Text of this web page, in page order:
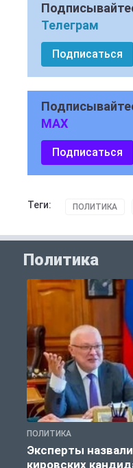
Телеграм
Подписаться
MAX
Подписаться
Теги: ПОЛИТИКА
Политика
ПОЛИТИКА
Эксперты
кировских